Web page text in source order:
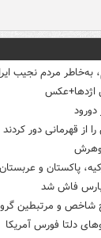
به‌خاطر مردم نجیب
اژدها+عکس
دورود
از قهرمانی دور کردند
پاکستان و عربستان
دلتا فورس آمریکا